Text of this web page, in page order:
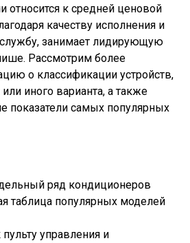
относится к средней ценовой
качеству исполнения и
занимает лидирующую
Рассмотрим более
о классификации устройств,
иного варианта, а также
показатели самых популярных
ряд кондиционеров
таблица популярных моделей
управления и